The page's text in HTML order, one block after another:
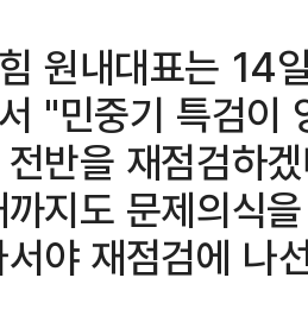
원내대표는 14
"민중기 특검이
반을 재점검하
지도 문제의식
야 재점검에 나